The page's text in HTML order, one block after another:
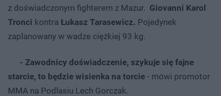
z doświadczonym fighterem z Mazur. Giovanni Karol
Tronci kontra Łukasz Tarasewicz. Pojedynek
zaplanowany w wadze ciężkiej 93 kg.
- Zawodnicy doświadczenie, szykuje się fajne
starcie, to będzie wisienka na torcie - mówi promotor
MMA na Podlasiu Lech Gorczak.